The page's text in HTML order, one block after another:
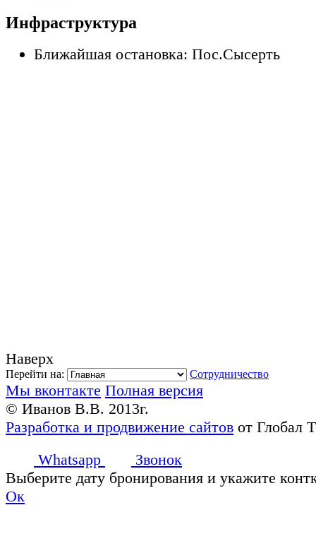
Инфраструктура
Ближайшая остановка: Пос.Сысерть
Наверх
Перейти на: Сотрудничество
Мы вконтакте Полная версия
© Иванов В.В. 2013г.
Разработка и продвижение сайтов от Глобал
Whatsapp
Звонок
Выберите дату бронирования и укажите
Ок